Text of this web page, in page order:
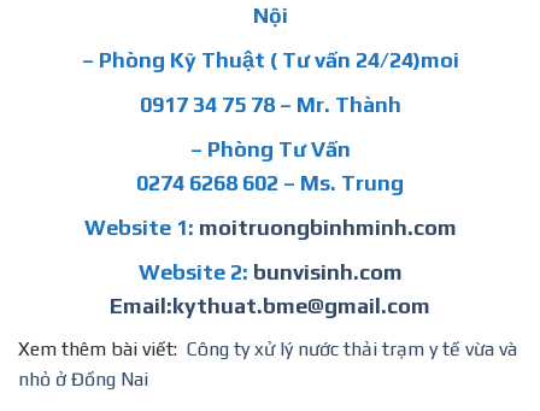
Nội
– Phòng Kỹ Thuật ( Tư vấn 24/24)moi
0917 34 75 78 – Mr. Thành
– Phòng Tư Vấn
0274 6268 602 – Ms. Trung
Website 1: moitruongbinhminh.com
Website 2: bunvisinh.com
Email:kythuat.bme@gmail.com
Xem thêm bài viết: Công ty xử lý nước thải trạm y tế vừa và
nhỏ ở Đồng Nai